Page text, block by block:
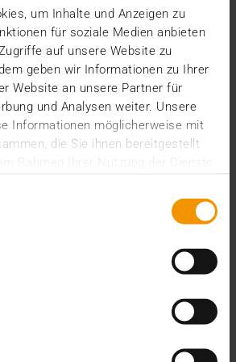
um Inhalte und Anzeigen zu
für soziale Medien anbieten
auf unsere Website zu
geben wir Informationen zu Ihrer
Website an unsere Partner für
und Analysen weiter. Unsere
Informationen möglicherweise mit
die Sie ihnen bereitgestellt
gestalten“: So lautet das
103. Röntgenkongresses,…